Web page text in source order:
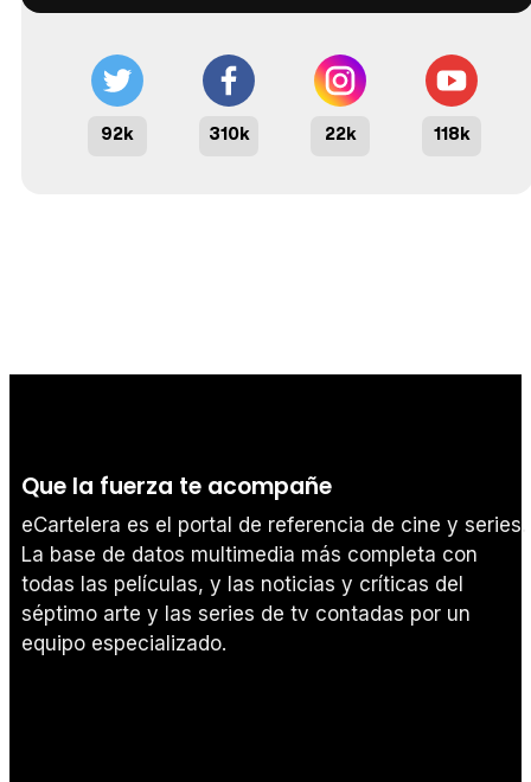
92k 310k 22k 118k
Que la fuerza te acompañe
eCartelera es el portal de referencia de cine y series.
La base de datos multimedia más completa con
todas las películas, y las noticias y críticas del
séptimo arte y las series de tv contadas por un
equipo especializado.